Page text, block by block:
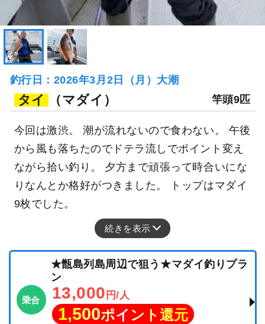
釣行日：2026年3月2日（月）大潮
タイ （マダイ） 竿頭9匹
今回は激渋。 潮が流れないので食わない。 午後
から風も落ちたのでドテラ流しでポイント変え
ながら拾い釣り。 夕方まで頑張って時合いにな
りなんとか格好がつきました。 トップはマダイ
9枚でした。
続きを表示
乗合
★甑島列島周辺で狙う★マダイ釣りプラ
ン
13,000 円/人
1,500ポイント還元